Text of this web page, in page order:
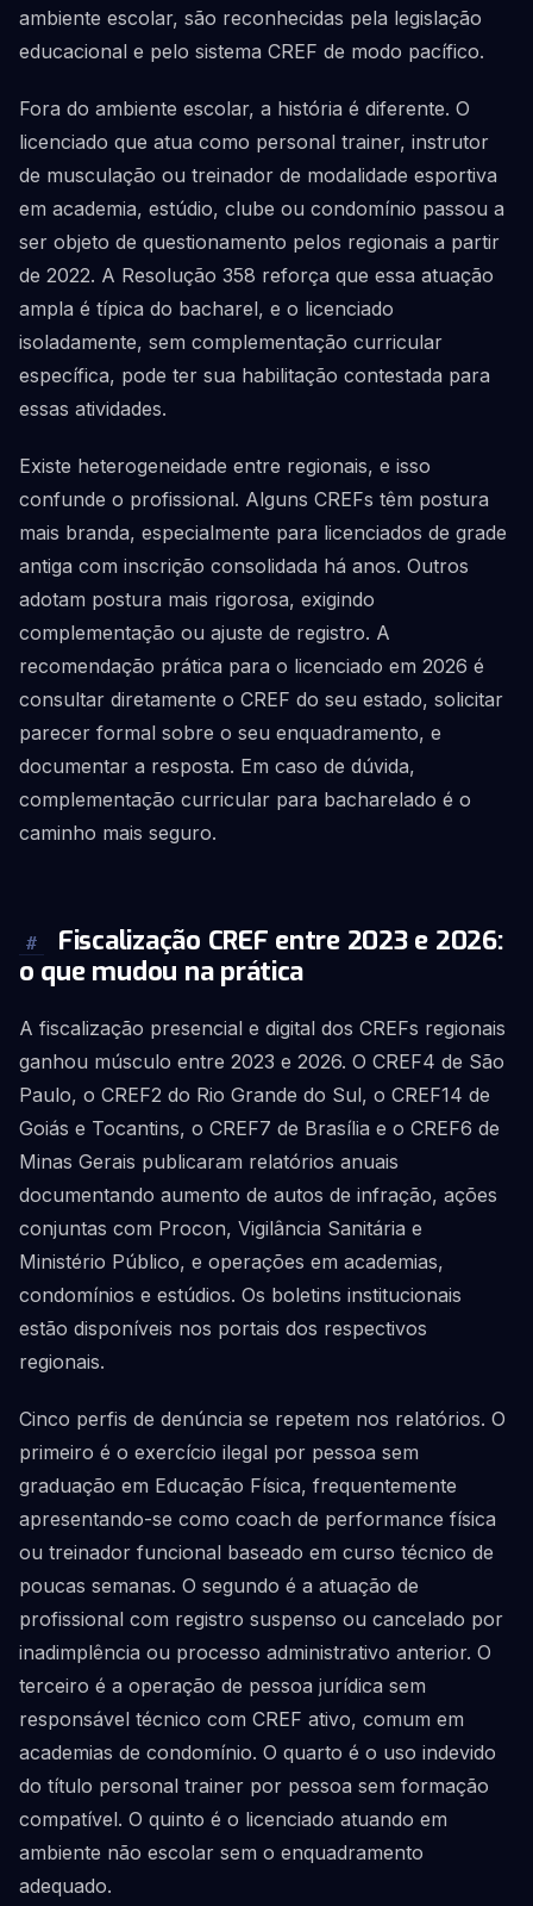
ambiente escolar, são reconhecidas pela legislação
educacional e pelo sistema CREF de modo pacífico.
Fora do ambiente escolar, a história é diferente. O
licenciado que atua como personal trainer, instrutor
de musculação ou treinador de modalidade esportiva
em academia, estúdio, clube ou condomínio passou a
ser objeto de questionamento pelos regionais a partir
de 2022. A Resolução 358 reforça que essa atuação
ampla é típica do bacharel, e o licenciado
isoladamente, sem complementação curricular
específica, pode ter sua habilitação contestada para
essas atividades.
Existe heterogeneidade entre regionais, e isso
confunde o profissional. Alguns CREFs têm postura
mais branda, especialmente para licenciados de grade
antiga com inscrição consolidada há anos. Outros
adotam postura mais rigorosa, exigindo
complementação ou ajuste de registro. A
recomendação prática para o licenciado em 2026 é
consultar diretamente o CREF do seu estado, solicitar
parecer formal sobre o seu enquadramento, e
documentar a resposta. Em caso de dúvida,
complementação curricular para bacharelado é o
caminho mais seguro.
#
Fiscalização CREF entre 2023 e 2026:
o que mudou na prática
A fiscalização presencial e digital dos CREFs regionais
ganhou músculo entre 2023 e 2026. O CREF4 de São
Paulo, o CREF2 do Rio Grande do Sul, o CREF14 de
Goiás e Tocantins, o CREF7 de Brasília e o CREF6 de
Minas Gerais publicaram relatórios anuais
documentando aumento de autos de infração, ações
conjuntas com Procon, Vigilância Sanitária e
Ministério Público, e operações em academias,
condomínios e estúdios. Os boletins institucionais
estão disponíveis nos portais dos respectivos
regionais.
Cinco perfis de denúncia se repetem nos relatórios. O
primeiro é o exercício ilegal por pessoa sem
graduação em Educação Física, frequentemente
apresentando-se como coach de performance física
ou treinador funcional baseado em curso técnico de
poucas semanas. O segundo é a atuação de
profissional com registro suspenso ou cancelado por
inadimplência ou processo administrativo anterior. O
terceiro é a operação de pessoa jurídica sem
responsável técnico com CREF ativo, comum em
academias de condomínio. O quarto é o uso indevido
do título personal trainer por pessoa sem formação
compatível. O quinto é o licenciado atuando em
ambiente não escolar sem o enquadramento
adequado.